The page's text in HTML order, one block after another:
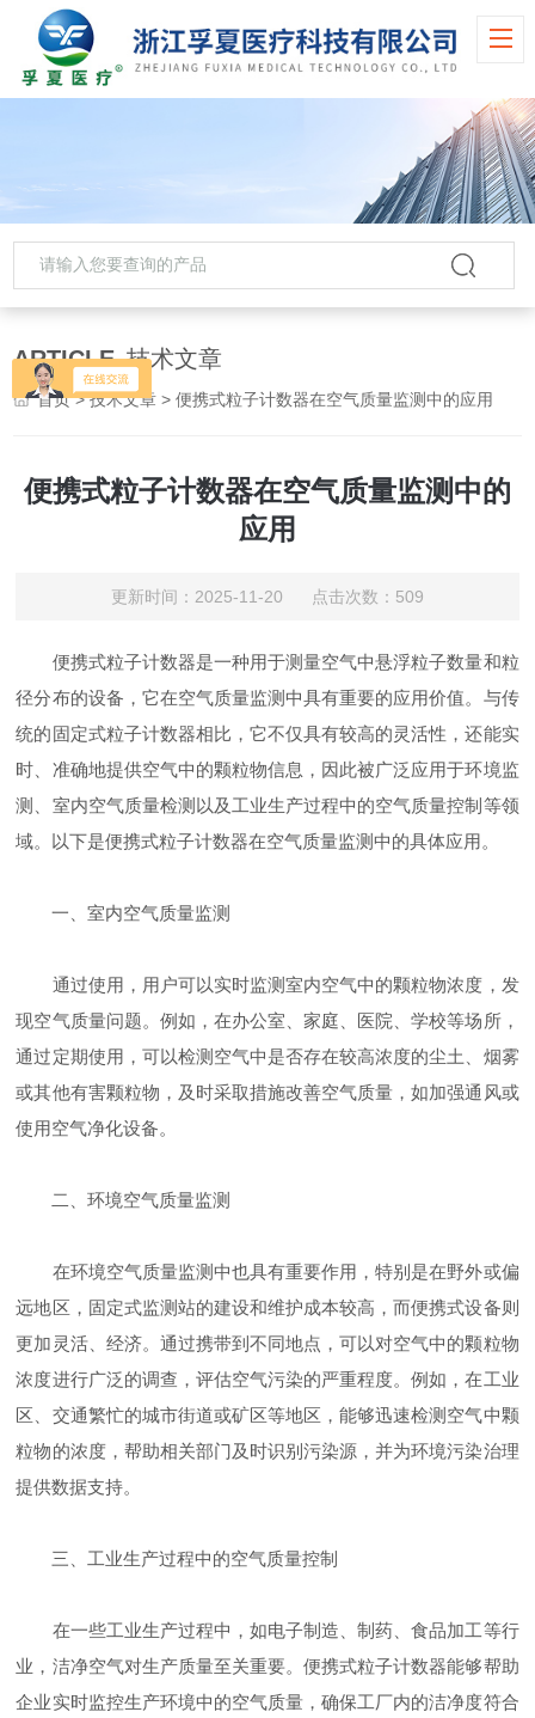
ARTICLE 技术文章
首页>技术文章 > 便携式粒子计数器在空气质量监测中的应用
便携式粒子计数器在空气质量监测中的
应用
更新时间：2025-11-20 点击次数：509
便携式粒子计数器是一种用于测量空气中悬浮粒子数量和粒
径分布的设备，它在空气质量监测中具有重要的应用价值。与传
统的固定式粒子计数器相比，它不仅具有较高的灵活性，还能实
时、准确地提供空气中的颗粒物信息，因此被广泛应用于环境监
测、室内空气质量检测以及工业生产过程中的空气质量控制等领
域。以下是便携式粒子计数器在空气质量监测中的具体应用。
一、室内空气质量监测
通过使用，用户可以实时监测室内空气中的颗粒物浓度，发
现空气质量问题。例如，在办公室、家庭、医院、学校等场所，
通过定期使用，可以检测空气中是否存在较高浓度的尘土、烟雾
或其他有害颗粒物，及时采取措施改善空气质量，如加强通风或
使用空气净化设备。
二、环境空气质量监测
在环境空气质量监测中也具有重要作用，特别是在野外或偏
远地区，固定式监测站的建设和维护成本较高，而便携式设备则
更加灵活、经济。通过携带到不同地点，可以对空气中的颗粒物
浓度进行广泛的调查，评估空气污染的严重程度。例如，在工业
区、交通繁忙的城市街道或矿区等地区，能够迅速检测空气中颗
粒物的浓度，帮助相关部门及时识别污染源，并为环境污染治理
提供数据支持。
三、工业生产过程中的空气质量控制
在一些工业生产过程中，如电子制造、制药、食品加工等行
业，洁净空气对生产质量至关重要。便携式粒子计数器能够帮助
企业实时监控生产环境中的空气质量，确保工厂内的洁净度符合